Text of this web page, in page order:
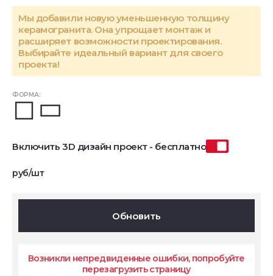
ФОРМА:
Мы добавили новую уменьшенную толщину
керамогранита. Она упрощает монтаж и
расширяет возможности проектирования.
Выбирайте идеальный вариант для своего
проекта!
Включить 3D дизайн проект - бесплатно
руб/шт
Обновить
Возникли непредвиденные ошибки, попробуйте
перезагрузить страницу